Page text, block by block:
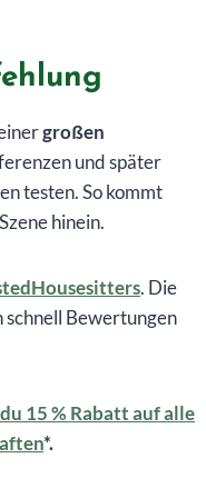
großen
und später
testen. So kommt
hinein.
. Die
Bewertungen
15 % Rabatt auf alle
*.